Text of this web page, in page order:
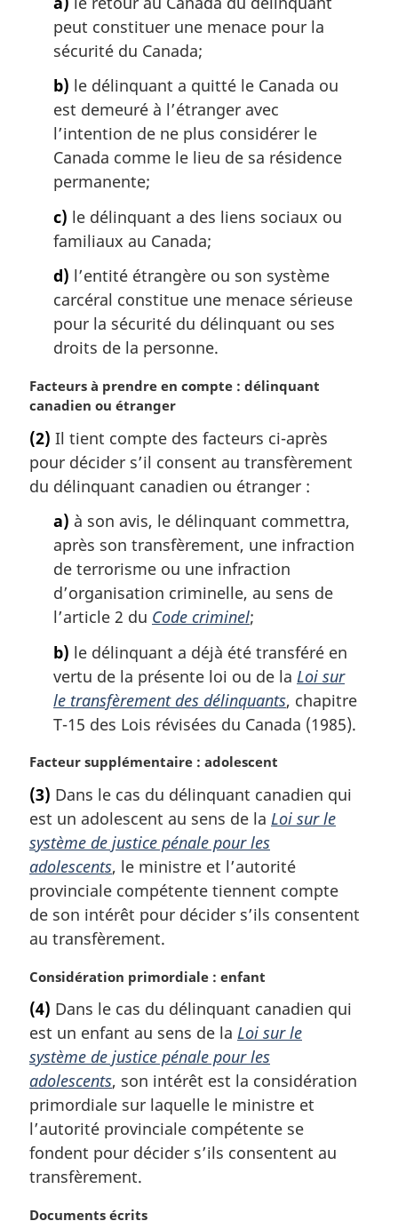
peut constituer une menace pour la
sécurité du Canada;
b) le délinquant a quitté le Canada ou
est demeuré à l’étranger avec
l’intention de ne plus considérer le
Canada comme le lieu de sa résidence
permanente;
c) le délinquant a des liens sociaux ou
familiaux au Canada;
d) l’entité étrangère ou son système
carcéral constitue une menace sérieuse
pour la sécurité du délinquant ou ses
droits de la personne.
N
o
e
m
a
Facteurs à prendre en compte : délinquant
canadien ou étranger
(2) Il tient compte des facteurs ci-après
pour décider s’il consent au transfèrement
du délinquant canadien ou étranger :
a) à son avis, le délinquant commettra,
après son transfèrement, une infraction
de terrorisme ou une infraction
d’organisation criminelle, au sens de
l’article 2 du Code criminel;
b) le délinquant a déjà été transféré en
vertu de la présente loi ou de la Loi sur
le transfèrement des délinquants, chapitre
T-15 des Lois révisées du Canada (1985).
N
t
e
m
a
r
g
i
n
l
:
Facteur supplémentaire : adolescent
(3) Dans le cas du délinquant canadien qui
est un adolescent au sens de la Loi sur le
système de justice pénale pour les
adolescents, le ministre et l’autorité
provinciale compétente tiennent compte
de son intérêt pour décider s’ils consentent
au transfèrement.
N
t
e
m
a
r
g
i
n
a
e
Considération primordiale : enfant
(4) Dans le cas du délinquant canadien qui
est un enfant au sens de la Loi sur le
système de justice pénale pour les
adolescents, son intérêt est la considération
primordiale sur laquelle le ministre et
l’autorité provinciale compétente se
fondent pour décider s’ils consentent au
transfèrement.
N
Documents écrits